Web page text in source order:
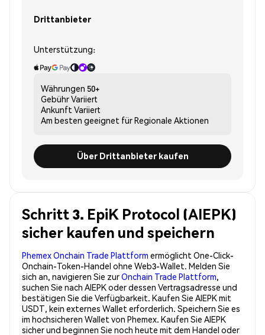
Drittanbieter
Unterstützung:
Währungen 50+
GebührVariiert
Ankunft Variiert
Am besten geeignet fürRegionale Aktionen
Über Drittanbieter kaufen
Schritt 3. EpiK Protocol (AIEPK)
sicher kaufen und speichern
Phemex Onchain Trade Plattform ermöglicht One-Click-
Onchain-Token-Handel ohne Web3-Wallet. Melden Sie
sich an, navigieren Sie zurOnchain Trade Plattform,
suchen Sie nach AIEPK oder dessen Vertragsadresse und
bestätigen Sie die Verfügbarkeit. Kaufen Sie AIEPK mit
USDT, kein externes Wallet erforderlich. Speichern Sie es
im hochsicheren Wallet von Phemex. Kaufen Sie AIEPK
sicher und beginnen Sie noch heute mit dem Handel oder